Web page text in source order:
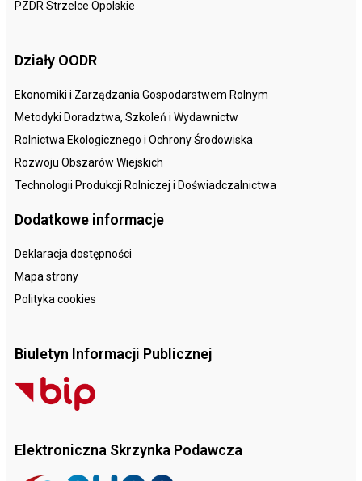
PZDR Strzelce Opolskie
Działy OODR
Ekonomiki i Zarządzania Gospodarstwem Rolnym
Metodyki Doradztwa, Szkoleń i Wydawnictw
Rolnictwa Ekologicznego i Ochrony Środowiska
Rozwoju Obszarów Wiejskich
Technologii Produkcji Rolniczej i Doświadczalnictwa
Dodatkowe informacje
Deklaracja dostępności
Mapa strony
Polityka cookies
Biuletyn Informacji Publicznej
Elektroniczna Skrzynka Podawcza